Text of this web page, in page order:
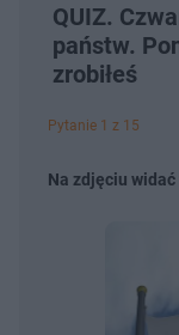
QUIZ.
państw.
zrobiłeś
Pytanie 1 z 15
Na zdjęciu